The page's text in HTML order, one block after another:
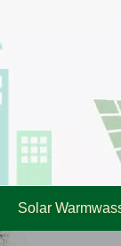
Solar